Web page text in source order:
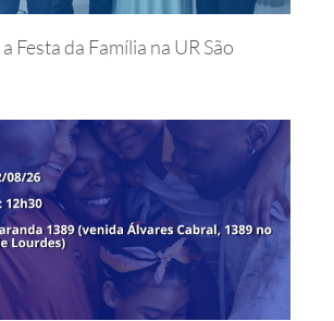
Festa da Família na UR São